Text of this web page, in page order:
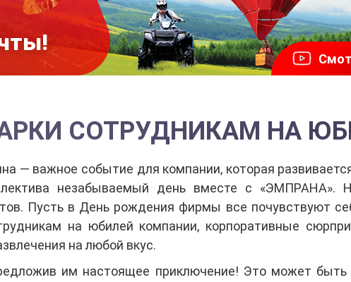
СОТРУДНИКАМ НА
— важное событие для компании, которая
незабываемый день вместе с «ЭМПРАНА».
Пусть в День рождения фирмы все почувствуют
на юбилей компании, корпоративные
на любой вкус.
им настоящее приключение! Это может